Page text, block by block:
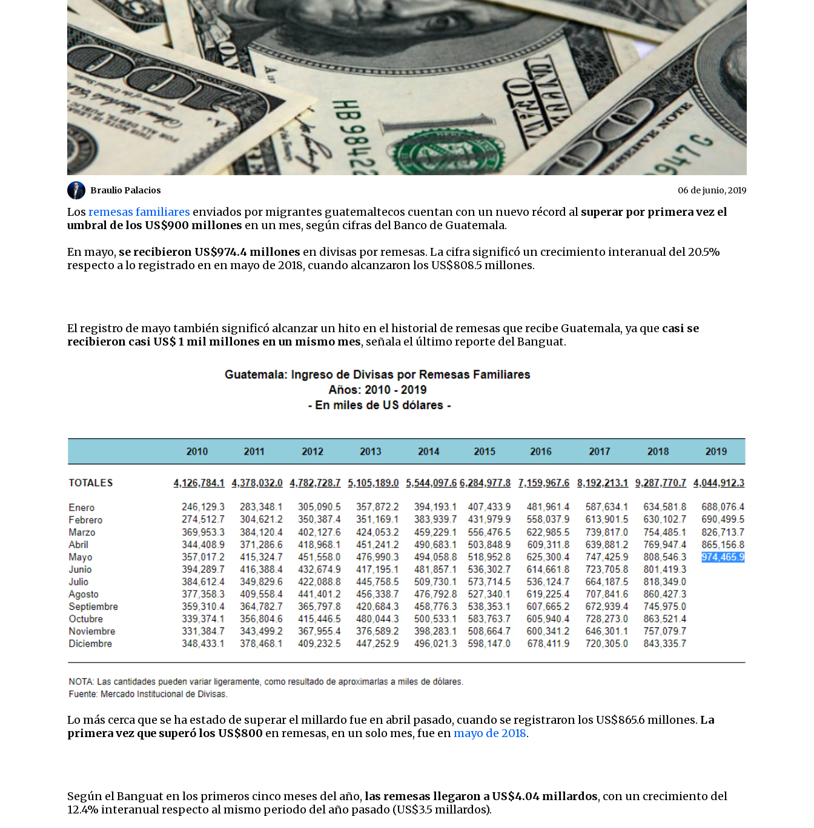
Braulio Palacios 06 de junio, 2019
Los remesas familiares enviados por migrantes guatemaltecos cuentan con un nuevo récord al superar por primera vez el
umbral de los US$900 millones en un mes, según cifras del Banco de Guatemala.
En mayo, se recibieron US$974.4 millones en divisas por remesas. La cifra significó un crecimiento interanual del 20.5%
respecto a lo registrado en en mayo de 2018, cuando alcanzaron los US$808.5 millones.
El registro de mayo también significó alcanzar un hito en el historial de remesas que recibe Guatemala, ya que casi se
recibieron casi US$ 1 mil millones en un mismo mes, señala el último reporte del Banguat.
Lo más cerca que se ha estado de superar el millardo fue en abril pasado, cuando se registraron los US$865.6 millones. La
primera vez que superó los US$800 en remesas, en un solo mes, fue enmayo de 2018.
Según el Banguat en los primeros cinco meses del año, las remesas llegaron a US$4.04 millardos, con un crecimiento del
12.4% interanual respecto al mismo periodo del año pasado (US$3.5 millardos).